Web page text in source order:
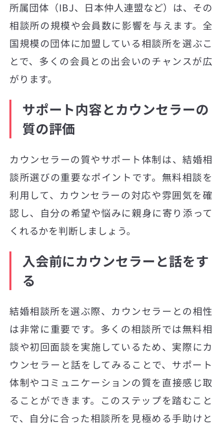
所属団体（IBJ、日本仲人連盟など）は、その
相談所の規模や会員数に影響を与えます。全
国規模の団体に加盟している相談所を選ぶこ
とで、多くの会員との出会いのチャンスが広
がります。
サポート内容とカウンセラーの
質の評価
カウンセラーの質やサポート体制は、結婚相
談所選びの重要なポイントです。無料相談を
利用して、カウンセラーの対応や雰囲気を確
認し、自分の希望や悩みに親身に寄り添って
くれるかを判断しましょう。
入会前にカウンセラーと話をす
る
結婚相談所を選ぶ際、カウンセラーとの相性
は非常に重要です。多くの相談所では無料相
談や初回面談を実施しているため、実際にカ
ウンセラーと話をしてみることで、サポート
体制やコミュニケーションの質を直接感じ取
ることができます。このステップを踏むこと
で、自分に合った相談所を見極める手助けと